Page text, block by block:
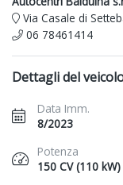
Via Casale di
06 78461414
Dettagli del
Data Imm.
8/2023
Potenza
150 CV (110 kW)